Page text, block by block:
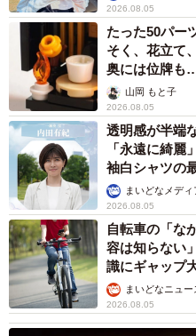
2026.08.05
たった50パー
そく、花立て
奥には位牌も
う」山岡 もと子
2026.08.05
透明感が半端
「永遠に綺
袖白シャツの
まいどなメディ
2026.08.05
自転車の「な
容は知らない
識にギャップ
まいどなニュ
2026.08.05